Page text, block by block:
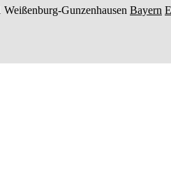
Weißenburg-Gunzenhausen Bayern